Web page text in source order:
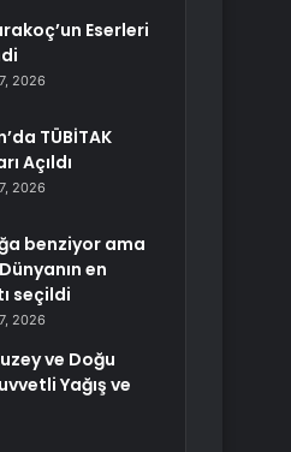
Eserleri
2026
TÜBİTAK
Açıldı
2026
benziyor ama
en
seçildi
2026
ve Doğu
Yağış ve